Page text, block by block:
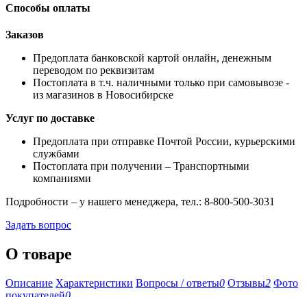
Способы оплаты
Заказов
Предоплата банковской картой онлайн, денежным
переводом по реквизитам
Постоплата в т.ч. наличными только при самовывозе -
из магазинов в Новосибирске
Услуг по доставке
Предоплата при отправке Почтой России, курьерскими
службами
Постоплата при получении – Транспортными
компаниями
Подробности – у нашего менеджера, тел.: 8-800-500-3031
Задать вопрос
О товаре
Описание Характеристики Вопросы / ответы0 Отзывы2 Фото